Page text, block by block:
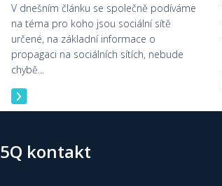
V dnešním článku se společně podíváme
na téma pro koho jsou sociální sítě
určené, na základní informace o
propagaci na sociálních sítích, nebude
chybě...
5Q kontakt